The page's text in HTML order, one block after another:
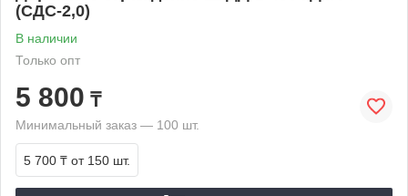
(СДС-2,0)
В наличии
Только опт
5 800 ₸
Минимальный заказ — 100 шт.
5 700 ₸ от 150 шт.